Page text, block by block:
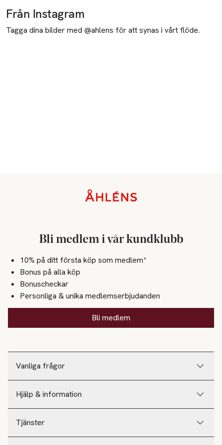
Från Instagram
Tagga dina bilder med @ahlens för att synas i vårt flöde.
Vanliga frågor
Hjälp & information
Tjänster
Bli medlem i vår kundklubb
10% på ditt första köp som medlem*
Bonus på alla köp
Bonuscheckar
Personliga & unika medlemserbjudanden
Bli medlem